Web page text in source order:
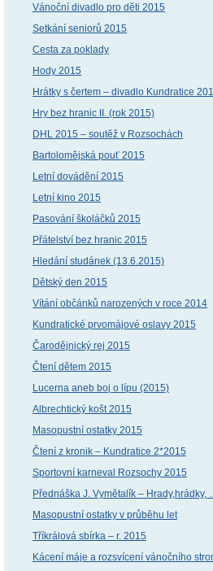
Vánoční divadlo pro děti 2015
Setkání seniorů 2015
Cesta za poklady
Hody 2015
Hrátky s čertem – divadlo Kundratice
Hry bez hranic II. (rok 2015)
DHL 2015 – soutěž v Rozsochách
Bartolomějská pouť 2015
Letní dovádění 2015
Letní kino 2015
Pasování školáčků 2015
Přátelství bez hranic 2015
Hledání studánek (13.6.2015)
Dětský den 2015
Vítání občánků narozených v roce 2014
Kundratické prvomájové oslavy 2015
Čarodějnický rej 2015
Čtení dětem 2015
Lucerna aneb boj o lípu (2015)
Albrechtický košt 2015
Masopustní ostatky 2015
Čtení z kronik – Kundratice 2*2015
Sportovní karneval Rozsochy 2015
Přednáška J. Vymětalík – Hrady,hrádky,
Masopustní ostatky v průběhu let
Tříkrálová sbírka – r. 2015
Kácení máje a rozsvícení vánočního